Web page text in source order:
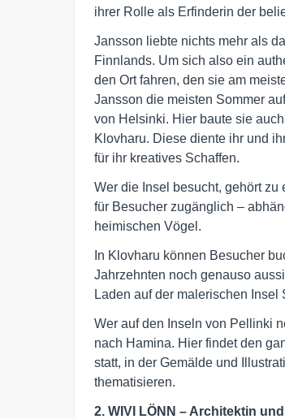
ihrer Rolle als Erfinderin der
Jansson liebte nichts mehr als
Finnlands. Um sich also ein
den Ort fahren, den sie am
Jansson die meisten Sommer
von Helsinki. Hier baute sie
Klovharu. Diese diente ihr und
für ihr kreatives Schaffen.
Wer die Insel besucht, gehört
für Besucher zugänglich –
heimischen Vögel.
In Klovharu können Besucher
Jahrzehnten noch genauso
Laden auf der malerischen
Wer auf den Inseln von Pellinki
nach Hamina. Hier findet den
statt, in der Gemälde und
thematisieren.
2. WIVI LÖNN – Architektin